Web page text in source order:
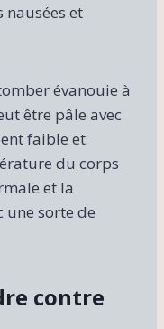
nausées et
évanouie à
être pâle avec
faible et
du corps
et la
une sorte de
contre